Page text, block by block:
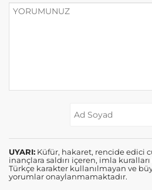
UYARI: Küfür, hakaret, rencide edici
inançlara saldırı içeren, imla kuralları
Türkçe karakter kullanılmayan ve
yorumlar onaylanmamaktadır.